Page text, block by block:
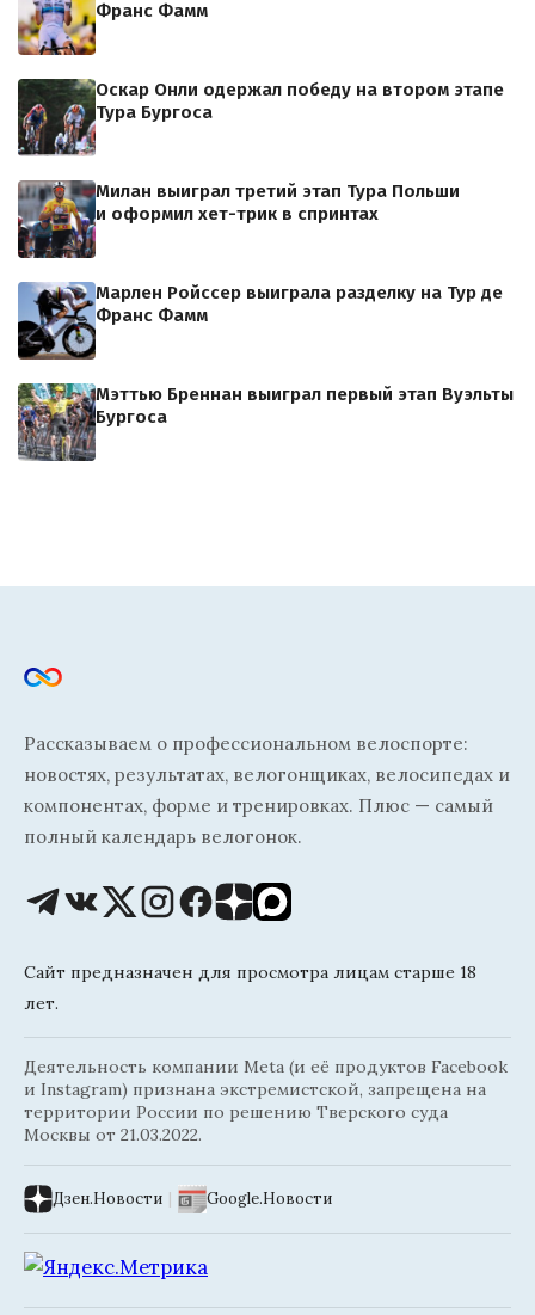
Франс Фамм
Оскар Онли одержал победу на втором этапе
Тура Бургоса
Милан выиграл третий этап Тура Польши
и оформил хет-трик в спринтах
Марлен Ройссер выиграла разделку на Тур де
Франс Фамм
Мэттью Бреннан выиграл первый этап Вуэльты
Бургоса
Рассказываем о профессиональном велоспорте:
новостях, результатах, велогонщиках, велосипедах и
компонентах, форме и тренировках. Плюс — самый
полный календарь велогонок.
Сайт предназначен для просмотра лицам старше 18
лет.
Деятельность компании Meta (и её продуктов Facebook
и Instagram) признана экстремистской, запрещена на
территории России по решению Тверского суда
Москвы от 21.03.2022.
Дзен.Новости | Google.Новости